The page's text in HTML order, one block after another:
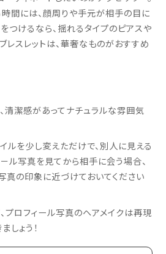
間には、顔周りや手元が相手の目に
をつけるなら、揺れるタイプのピアスや
レスレットは、華奢なものがおすすめ
清潔感があってナチュラルな雰囲気
ルを少し変えただけで、別人に見える
－ル写真を見てから相手に会う場合、
真の印象に近づけておいてください
プロフィール写真のヘアメイクは再現
しょう！